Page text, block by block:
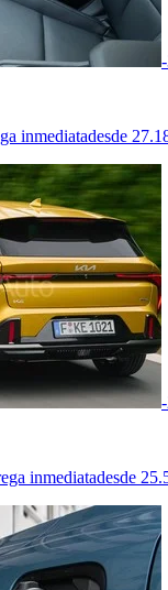
inmediatadesde
inmediatadesde